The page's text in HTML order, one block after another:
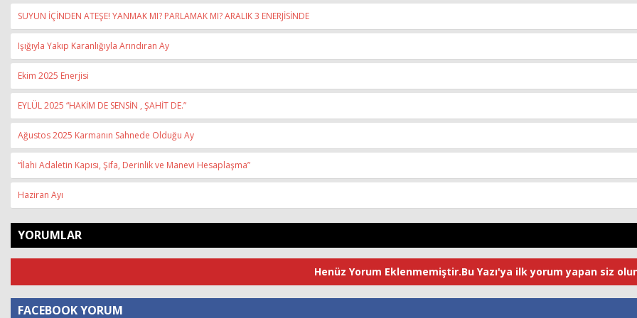
SUYUN İÇİNDEN ATEŞE! YANMAK MI? PARLAMAK MI? ARALIK 3 ENERJİSİNDE
Işığıyla Yakıp Karanlığıyla Arındıran Ay
Ekim 2025 Enerjisi
EYLÜL 2025 “HAKİM DE SENSİN , ŞAHİT DE.”
Ağustos 2025 Karmanın Sahnede Olduğu Ay
“İlahi Adaletin Kapısı, Şifa, Derinlik ve Manevi Hesaplaşma”
Haziran Ayı
YORUMLAR
Henüz Yorum Eklenmemiştir.Bu Yazı'ya ilk yorum yapan siz
FACEBOOK YORUM